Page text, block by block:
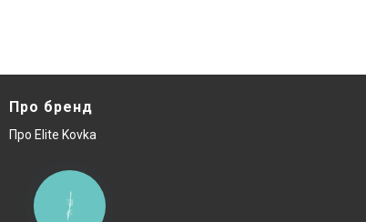
Про бренд
Про Elite Kovka
КНОПКА
ЗВ'ЯЗКУ